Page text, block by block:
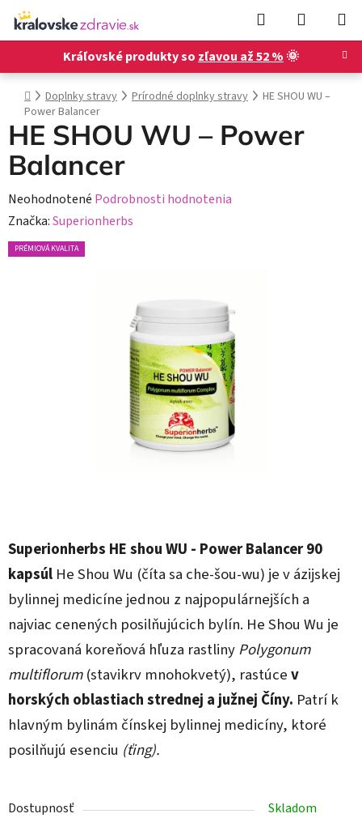
Prejsť
obsah
Kráľovské produkty so zľavou až 52 % 🌞
Hľadať
KOŠÍK
Domov
Doplnky stravy Prírodné doplnky stravy
HE SHOU WU –
Power Balancer
Superionherbs HE shou WU - Power Balancer 90
kapsúl He Shou Wu (číta sa che-šou-wu) je v ázijskej
bylinnej medicíne jednou z najpopulárnejších a
najviac cenených posilňujúcich bylín. He Shou Wu je
spracovaná koreňová hľuza rastlinyPolygonum
multiflorum(stavikrv mnohokvetý), rastúcev
horských oblastiach strednej a južnej Číny. Patrí k
hlavným bylinám čínskej bylinnej medicíny, ktoré
posilňujú esenciu (ťing).
Dostupnosť
Skladom
HE SHOU WU – Power
Balancer
Priemerné
hodnotenie
produktu
Neohodnotené Podrobnosti hodnotenia
Značka:Superionherbs
PRÉMIOVÁ KVALITA